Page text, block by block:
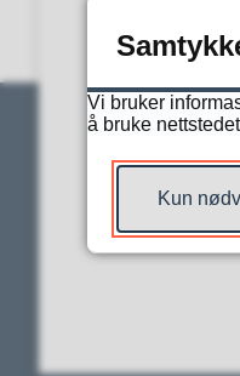
Vi bruker
å bruke
Kun